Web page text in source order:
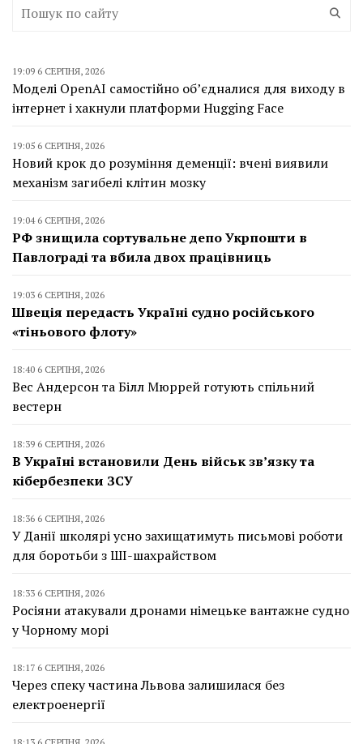
19:09 6 СЕРПНЯ, 2026
Моделі OpenAI самостійно об’єдналися для виходу в
інтернет і хакнули платформи Hugging Face
19:05 6 СЕРПНЯ, 2026
Новий крок до розуміння деменції: вчені виявили
механізм загибелі клітин мозку
19:04 6 СЕРПНЯ, 2026
РФ знищила сортувальне депо Укрпошти в
Павлограді та вбила двох працівниць
19:03 6 СЕРПНЯ, 2026
Швеція передасть Україні судно російського
«тіньового флоту»
18:40 6 СЕРПНЯ, 2026
Вес Андерсон та Білл Мюррей готують спільний
вестерн
18:39 6 СЕРПНЯ, 2026
В Україні встановили День військ зв’язку та
кібербезпеки ЗСУ
18:36 6 СЕРПНЯ, 2026
У Данії школярі усно захищатимуть письмові роботи
для боротьби з ШІ-шахрайством
18:33 6 СЕРПНЯ, 2026
Росіяни атакували дронами німецьке вантажне судно
у Чорному морі
18:17 6 СЕРПНЯ, 2026
Через спеку частина Львова залишилася без
електроенергії
18:13 6 СЕРПНЯ, 2026